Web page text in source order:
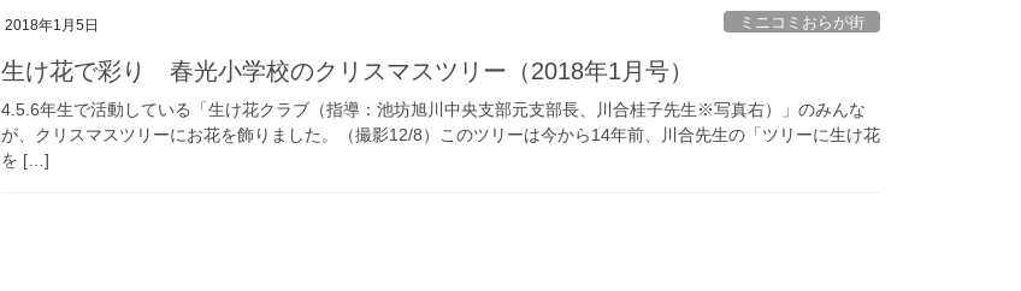
2018年1月5日 ミニコミおらが街
生け花で彩り 春光小学校のクリスマスツリー（2018年1月号）
4.5.6年生で活動している「生け花クラブ（指導：池坊旭川中央支部元支部長、川合桂子先生※写真右）」のみんな
が、クリスマスツリーにお花を飾りました。（撮影12/8）このツリーは今から14年前、川合先生の「ツリーに生け花
を […]